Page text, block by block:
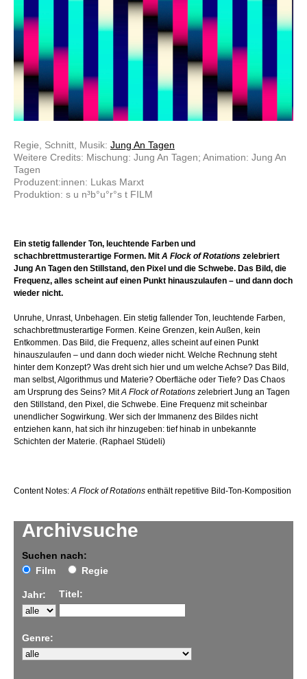
Archivsuche
Suchen nach:
Film
Regie
Jahr: Titel:
Genre:
Regie, Schnitt, Musik: Jung An Tagen
Weitere Credits: Mischung: Jung An Tagen; Animation: Jung An
Tagen
Produzent:innen: Lukas Marxt
Produktion: s u n³b°u°r°s t FILM
Ein stetig fallender Ton, leuchtende Farben und
schachbrettmusterartige Formen. Mit A Flock of Rotations zelebriert
Jung An Tagen den Stillstand, den Pixel und die Schwebe. Das Bild, die
Frequenz, alles scheint auf einen Punkt hinauszulaufen – und dann doch
wieder nicht.
Unruhe, Unrast, Unbehagen. Ein stetig fallender Ton, leuchtende Farben,
schachbrettmusterartige Formen. Keine Grenzen, kein Außen, kein
Entkommen. Das Bild, die Frequenz, alles scheint auf einen Punkt
hinauszulaufen – und dann doch wieder nicht. Welche Rechnung steht
hinter dem Konzept? Was dreht sich hier und um welche Achse? Das Bild,
man selbst, Algorithmus und Materie? Oberfläche oder Tiefe? Das Chaos
am Ursprung des Seins? MitA Flock of Rotations zelebriert Jung an Tagen
den Stillstand, den Pixel, die Schwebe. Eine Frequenz mit scheinbar
unendlicher Sogwirkung. Wer sich der Immanenz des Bildes nicht
entziehen kann, hat sich ihr hinzugeben: tief hinab in unbekannte
Schichten der Materie. (Raphael Stüdeli)
Content Notes:A Flock of Rotations enthält repetitive Bild-Ton-Komposition